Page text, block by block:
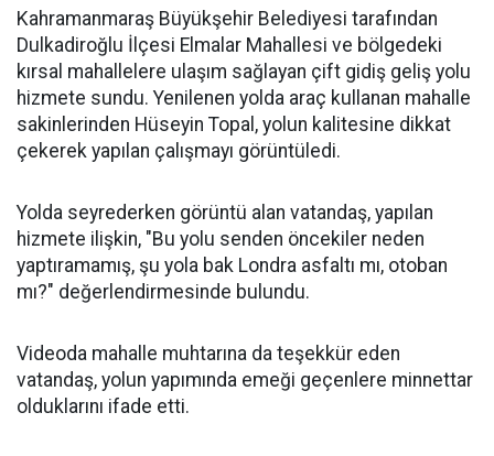
Kahramanmaraş Büyükşehir Belediyesi tarafından
Dulkadiroğlu İlçesi Elmalar Mahallesi ve bölgedeki
kırsal mahallelere ulaşım sağlayan çift gidiş geliş yolu
hizmete sundu. Yenilenen yolda araç kullanan mahalle
sakinlerinden Hüseyin Topal, yolun kalitesine dikkat
çekerek yapılan çalışmayı görüntüledi.
Yolda seyrederken görüntü alan vatandaş, yapılan
hizmete ilişkin, "Bu yolu senden öncekiler neden
yaptıramamış, şu yola bak Londra asfaltı mı, otoban
mı?" değerlendirmesinde bulundu.
Videoda mahalle muhtarına da teşekkür eden
vatandaş, yolun yapımında emeği geçenlere minnettar
olduklarını ifade etti.